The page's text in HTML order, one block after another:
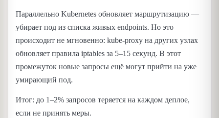
Параллельно Kubernetes обновляет маршрутизацию —
убирает под из списка живых endpoints. Но это
происходит не мгновенно: kube-proxy на других узлах
обновляет правила iptables за 5–15 секунд. В этот
промежуток новые запросы ещё могут прийти на уже
умирающий под.
Итог: до 1–2% запросов теряется на каждом деплое,
если не принять меры.